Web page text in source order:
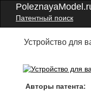
Патентный поиск
Устройство для
Авторы патента: